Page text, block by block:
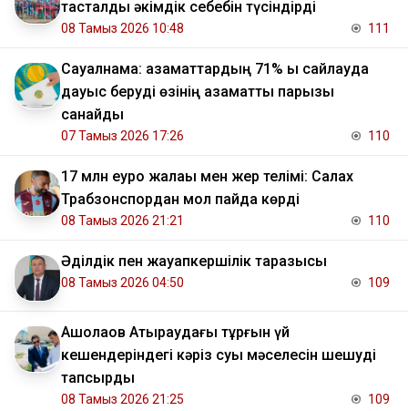
тасталды әкімдік себебін түсіндірді
08 Тамыз 2026 10:48 111
Сауалнама: азаматтардың 71% ы сайлауда
дауыс беруді өзінің азаматтық парызы
санайды
07 Тамыз 2026 17:26 110
17 млн еуро жалақы мен жер телімі: Салах
Трабзонспордан мол пайда көрді
08 Тамыз 2026 21:21 110
Әділдік пен жауапкершілік таразысы
08 Тамыз 2026 04:50 109
​Ақшолақов Атыраудағы тұрғын үй
кешендеріндегі кәріз суы мәселесін шешуді
тапсырды
08 Тамыз 2026 21:25 109